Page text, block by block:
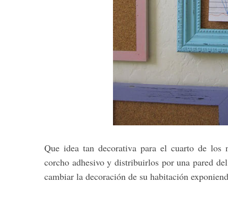
Que idea tan decorativa para el cuarto de
corcho adhesivo y distribuirlos por una pared
cambiar la decoración de su habitación